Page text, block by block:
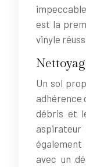
est la
vinyle
Un sol
adhérence
débris et
aspirateur
avec un